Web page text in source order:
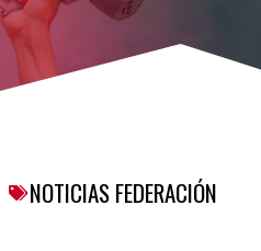
NOTICIAS FEDERACIÓN